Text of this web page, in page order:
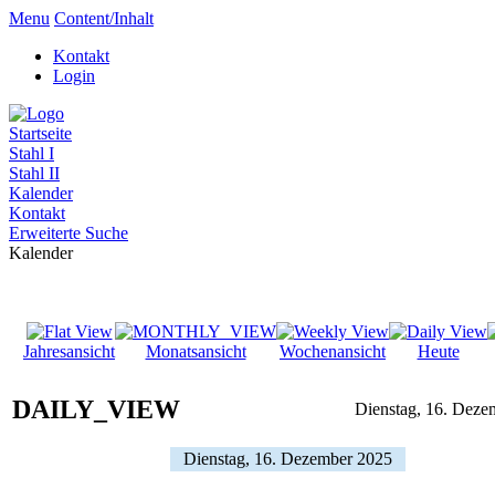
Menu Content/Inhalt
Kontakt
Login
Startseite
Stahl I
Stahl II
Kalender
Kontakt
Erweiterte Suche
Kalender
Jahresansicht Monatsansicht Wochenansicht Heute
DAILY_VIEW Dienstag, 16.
Dienstag, 16. Dezember 2025